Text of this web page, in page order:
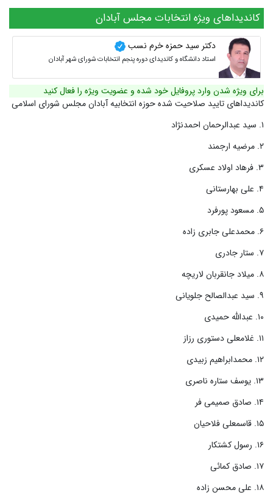
کاندیداهای ویژه انتخابات مجلس آبادان
دکتر سید حمزه خرم نسب
استاد دانشگاه و کاندیدای دوره پنجم انتخابات شورای شهر آبادان
برای ویژه شدن وارد پروفایل خود شده و عضویت ویژه را فعال کنید
کاندیداهای تایید صلاحیت شده حوزه انتخابیه آبادان مجلس شورای اسلامی
۱. سید عبدالرحمان احمدنژاد
۲. مرضیه ارجمند
۳. فرهاد اولاد عسکری
۴. علی بهارستانی
۵. مسعود پورفرد
۶. محمدعلی جابری زاده
۷. ستار جادری
۸. میلاد جانقربان لاریچه
۹. سید عبدالصالح جلویانی
۱۰. عبدالله حمیدی
۱۱. غلامعلی دستوری رزاز
۱۲. محمدابراهیم زبیدی
۱۳. یوسف ستاره ناصری
۱۴. صادق صمیمی فر
۱۵. قاسمعلی فلاحیان
۱۶. رسول کشتکار
۱۷. صادق کمائی
۱۸. علی محسن زاده